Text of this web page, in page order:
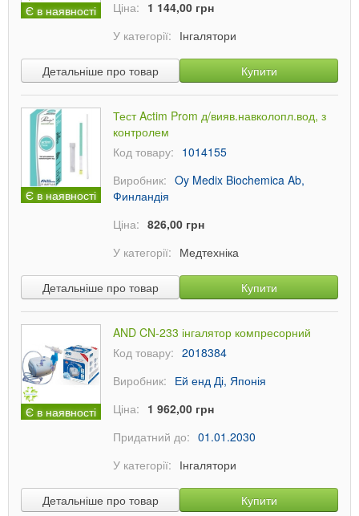
Є в наявності
Ціна: 1 144,00 грн
У категорії: Інгалятори
Детальніше про товар Купити
Є в наявності
Тест Actim Prom д/вияв.навколопл.вод, з
контролем
Код товару: 1014155
Виробник: Oy Medix Biochemica Ab,
Финландія
Ціна: 826,00 грн
У категорії: Медтехніка
Детальніше про товар Купити
Є в наявності
AND CN-233 інгалятор компресорний
Код товару: 2018384
Виробник: Ей енд Ді, Японія
Ціна: 1 962,00 грн
Придатний до: 01.01.2030
У категорії: Інгалятори
Детальніше про товар Купити